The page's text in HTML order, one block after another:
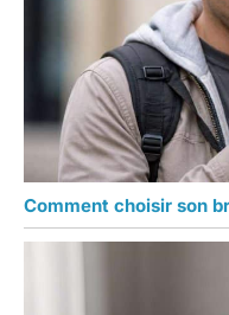
Comment choisir son